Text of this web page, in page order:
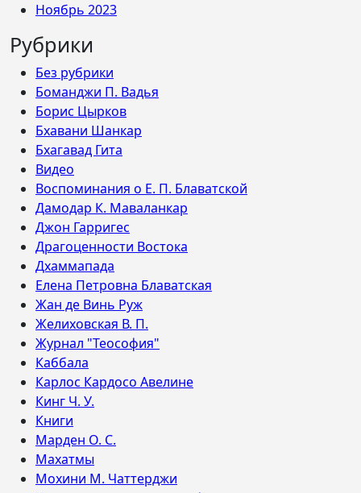
Ноябрь 2023
Рубрики
Без рубрики
Боманджи П. Вадья
Борис Цырков
Бхавани Шанкар
Бхагавад Гита
Видео
Воспоминания о Е. П. Блаватской
Дамодар К. Маваланкар
Джон Гарригес
Драгоценности Востока
Дхаммапада
Елена Петровна Блаватская
Жан де Винь Руж
Желиховская В. П.
Журнал "Теософия"
Каббала
Карлос Кардосо Авелине
Кинг Ч. У.
Книги
Марден О. С.
Махатмы
Мохини М. Чаттерджи